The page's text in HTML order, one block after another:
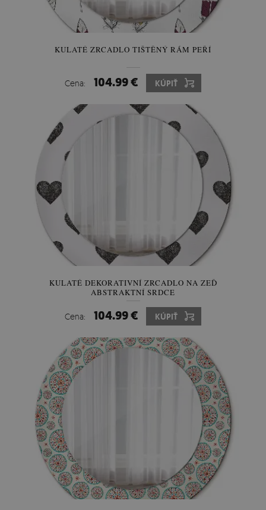
KULATÉ ZRCADLO TIŠTĚNÝ RÁM PEŘÍ
Cena: 104.99 € KÚPIŤ
KULATÉ DEKORATIVNÍ ZRCADLO NA ZEĎ
ABSTRAKTNÍ SRDCE
Cena: 104.99 € KÚPIŤ